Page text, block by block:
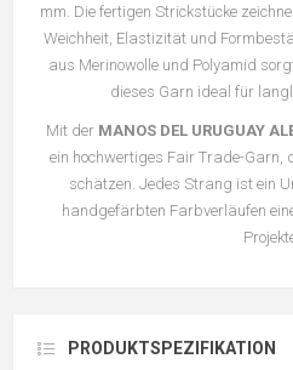
mm. Die fertigen Strickstücke
Weichheit, Elastizität und
aus Merinowolle und Polyamid
dieses Garn ideal für
Mit der MANOS DEL URUGUAY
ein hochwertiges Fair Trade-Garn,
schätzen. Jedes Strang ist ein
handgefärbten Farbverläufen
PRODUKTSPEZIFIKATION